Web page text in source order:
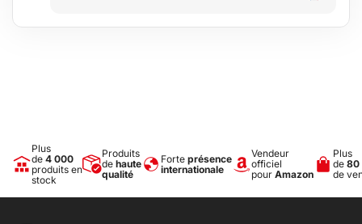
Plus
de 4 000
produits en
stock
Produits
de haute
qualité
Forte présence
internationale
Vendeur
officiel
pour Amazon
Plus
de 80
de